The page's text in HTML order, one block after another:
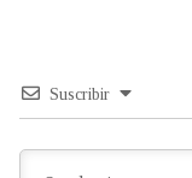
Suscribir